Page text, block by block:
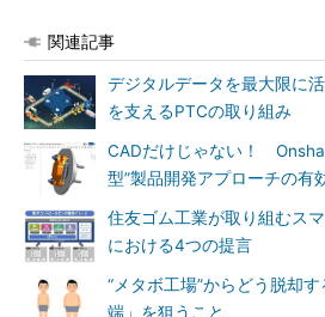
関連記事
デジタルデータを最大限に
を支えるPTCの取り組み
CADだけじゃない！
型”製品開発アプローチの有
住友ゴム工業が取り組むス
における4つの提言
“メタボ工場”からどう脱却
端」を狙うこと